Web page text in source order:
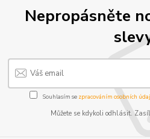
Nepropásněte
Souhlasím se zpracováním osobních
Můžete se kdykoli odhlásit.